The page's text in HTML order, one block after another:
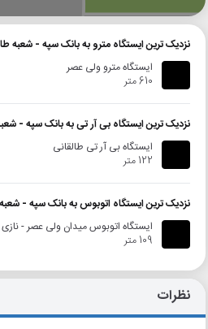
نزدیک ترین ایستگاه مترو به بانک سپه - شعبه
ایستگاه مترو ولی عصر
610 متر
نزدیک ترین ایستگاه بی آر تی به بانک سپه - شعبه
ایستگاه بی آر تی طالقانی
122 متر
نزدیک ترین ایستگاه اتوبوس به بانک سپه - شعبه
ایستگاه اتوبوس میدان ولی عصر - نازی آباد - کد 75 -
109 متر
نظرات